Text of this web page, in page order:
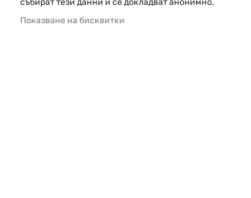
Тегло на куршума: 11.2 g / 173 gr
Начална скорост: около 730 m/s
събират тези данни и се докладват анонимно.
Показване на бисквитки